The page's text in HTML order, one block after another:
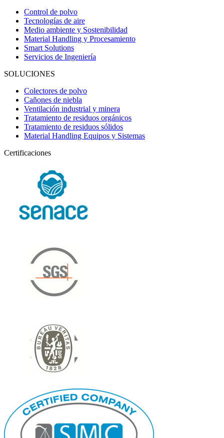
Control de polvo
Tecnologías de aire
Medio ambiente y Sostenibilidad
Material Handling y Procesamiento
Smart Solutions
Servicios de Ingeniería
SOLUCIONES
Colectores de polvo
Cañones de niebla
Ventilación industrial y minera
Tratamiento de residuos orgánicos
Tratamiento de residuos sólidos
Material Handling Equipos y Sistemas
Certificaciones